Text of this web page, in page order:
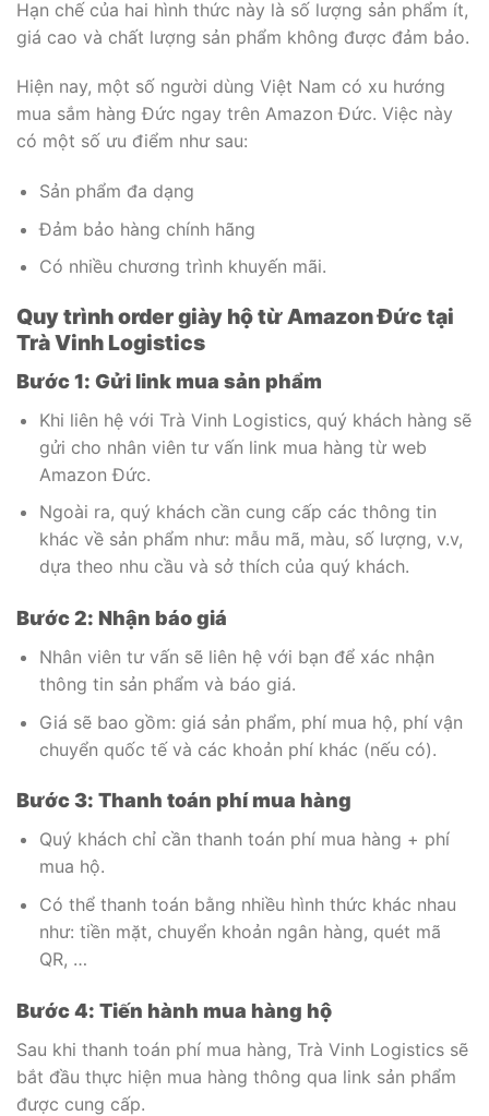
Hạn chế của hai hình thức này là số lượng sản phẩm ít,
giá cao và chất lượng sản phẩm không được đảm bảo.
Hiện nay, một số người dùng Việt Nam có xu hướng
mua sắm hàng Đức ngay trên Amazon Đức. Việc này
có một số ưu điểm như sau:
Sản phẩm đa dạng
Đảm bảo hàng chính hãng
Có nhiều chương trình khuyến mãi.
Quy trình order giày hộ từ Amazon Đức tại
Trà Vinh Logistics
Bước 1: Gửi link mua sản phẩm
Khi liên hệ với Trà Vinh Logistics, quý khách hàng sẽ
gửi cho nhân viên tư vấn link mua hàng từ web
Amazon Đức.
Ngoài ra, quý khách cần cung cấp các thông tin
khác về sản phẩm như: mẫu mã, màu, số lượng, v.v,
dựa theo nhu cầu và sở thích của quý khách.
Bước 2: Nhận báo giá
Nhân viên tư vấn sẽ liên hệ với bạn để xác nhận
thông tin sản phẩm và báo giá.
Giá sẽ bao gồm: giá sản phẩm, phí mua hộ, phí vận
chuyển quốc tế và các khoản phí khác (nếu có).
Bước 3: Thanh toán phí mua hàng
Quý khách chỉ cần thanh toán phí mua hàng + phí
mua hộ.
Có thể thanh toán bằng nhiều hình thức khác nhau
như: tiền mặt, chuyển khoản ngân hàng, quét mã
QR, …
Bước 4: Tiến hành mua hàng hộ
Sau khi thanh toán phí mua hàng, Trà Vinh Logistics sẽ
bắt đầu thực hiện mua hàng thông qua link sản phẩm
được cung cấp.